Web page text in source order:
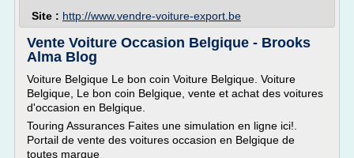
Site : http://www.vendre-voiture-export.be
Vente Voiture Occasion Belgique - Brooks
Alma Blog
Voiture Belgique Le bon coin Voiture Belgique. Voiture
Belgique, Le bon coin Belgique, vente et achat des voitures
d'occasion en Belgique.
Touring Assurances Faites une simulation en ligne ici!.
Portail de vente des voitures occasion en Belgique de
toutes marque